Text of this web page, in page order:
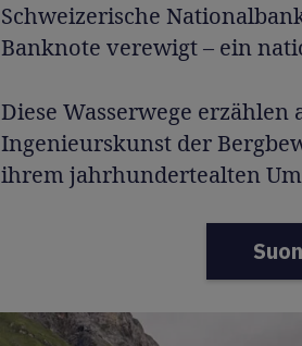
Schweizerische
Banknote verewigt – ein
Diese Wasserwege
Ingenieurskunst der
ihrem jahrhundertealten